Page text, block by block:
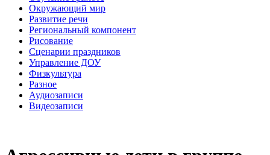
Окружающий мир
Развитие речи
Региональный компонент
Рисование
Сценарии праздников
Управление ДОУ
Физкультура
Разное
Аудиозаписи
Видеозаписи